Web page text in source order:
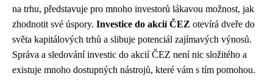
na trhu, představuje pro mnoho investorů lákavou možnost, jak
zhodnotit své úspory. Investice do akcií ČEZ otevírá dveře do
světa kapitálových trhů a slibuje potenciál zajímavých výnosů.
Správa a sledování investic do akcií ČEZ není nic složitého a
existuje mnoho dostupných nástrojů, které vám s tím pomohou.